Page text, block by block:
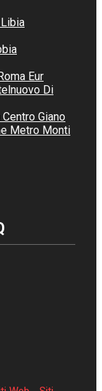
Eur
Di
Giano
Metro Monti